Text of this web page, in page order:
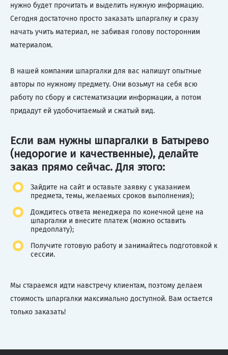
нужно будет прочитать и выделить нужную информацию.
Сегодня достаточно просто заказать шпаргалку и сразу
начать учить материал, не забивая голову посторонним
материалом.
В нашей компании шпаргалки для вас напишут опытные
авторы по нужному предмету. Они возьмут на себя всю
работу по сбору и систематизации информации, а потом
придадут ей удобочитаемый и сжатый вид.
Если вам нужны шпаргалки в Батырево
(недорогие и качественные), делайте
заказ прямо сейчас. Для этого:
Зайдите на сайт и оставьте заявку с указанием
предмета, темы, желаемых сроков выполнения);
Дождитесь ответа менеджера по конечной цене на
шпаргалки и внесите платеж (можно оставить
предоплату);
Получите готовую работу и занимайтесь подготовкой к
сессии.
Мы стараемся идти навстречу клиентам, поэтому делаем
стоимость шпаргалки максимально доступной. Вам остается
только заказать!